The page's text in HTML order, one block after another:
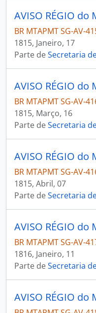
BR MTAPMT SG-AV-
1815, Janeiro, 17
Parte deSecretaria
BR MTAPMT SG-AV-
1815, Março, 16
Parte deSecretaria
BR MTAPMT SG-AV-
1815, Abril, 07
Parte deSecretaria
BR MTAPMT SG-AV-
1816, Janeiro, 11
Parte deSecretaria